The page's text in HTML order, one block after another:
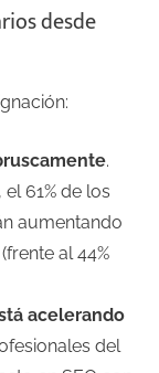
desde
.
61% de los
aumentando
al 44%
acelerando
del